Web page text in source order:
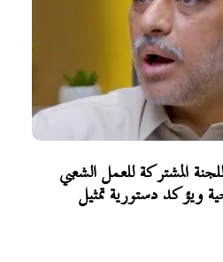
المشتركة للعمل الشعبي
ويؤكد دستورية تمثيل